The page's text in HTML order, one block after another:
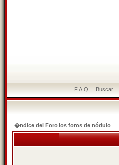
F.A.Q. Buscar
�ndice del Foro los foros de nódulo